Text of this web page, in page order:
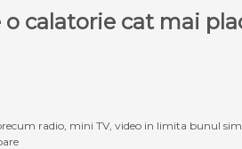
o calatorie cat mai
radio, mini TV, video in limita bunul